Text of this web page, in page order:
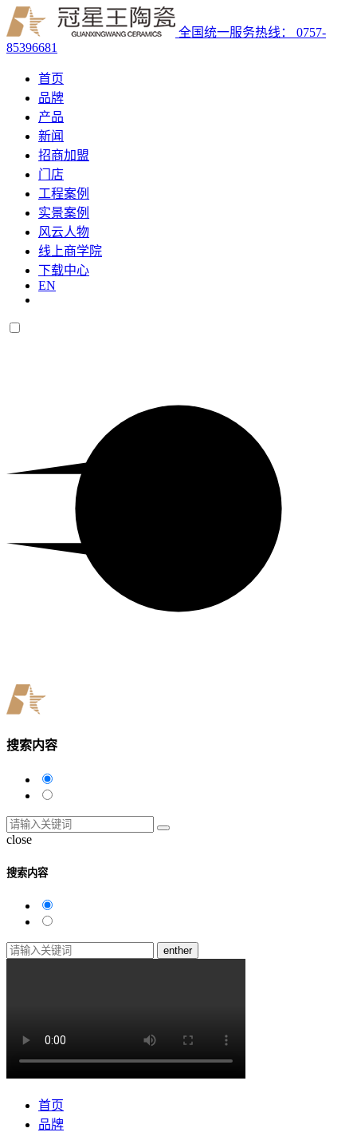
全国统一服务热线： 0757-
85396681
首页
品牌
产品
新闻
招商加盟
门店
工程案例
实景案例
风云人物
线上商学院
下载中心
EN
搜索内容
close
搜索内容
enther
首页
品牌